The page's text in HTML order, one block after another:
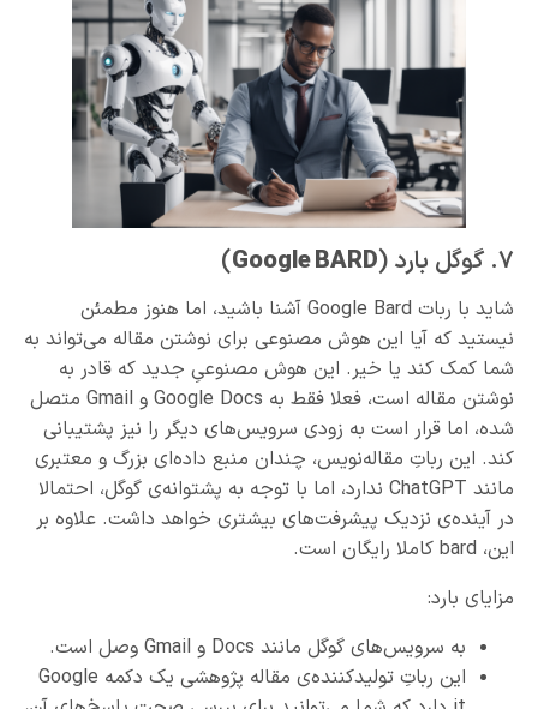
٧. گوگل بارد ( Google BARD
)
شاید با ربات Google Bard آشنا باشید، اما هنوز مطمئن
نیستید که آیا این هوش مصنوعی برای نوشتن مقاله می‌تواند به
شما کمک کند یا خیر. این هوش مصنوعیِ جدید که قادر به
نوشتن مقاله است، فعلا فقط به Google Docs و Gmail متصل
شده، اما قرار است به زودی سرویس‌های دیگر را نیز پشتیبانی
کند. این رباتِ مقاله‌نویس، چندان منبع داده‌ای بزرگ و معتبری
مانند ChatGPT ندارد، اما با توجه به پشتوانه‌ی گوگل، احتمالا
در آینده‌ی نزدیک پیشرفت‌های بیشتری خواهد داشت. علاوه بر
این، bard کاملا رایگان است.
مزایای بارد:
به سرویس‌های گوگل مانند Docs و Gmail وصل است.
این رباتِ تولیدکننده‌ی مقاله پژوهشی یک دکمه Google